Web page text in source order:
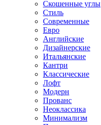
Скошенные углы
Стиль
Современные
Евро
Английские
Дизайнерские
Итальянские
Кантри
Классические
Лофт
Модерн
Прованс
Неоклассика
Минимализм